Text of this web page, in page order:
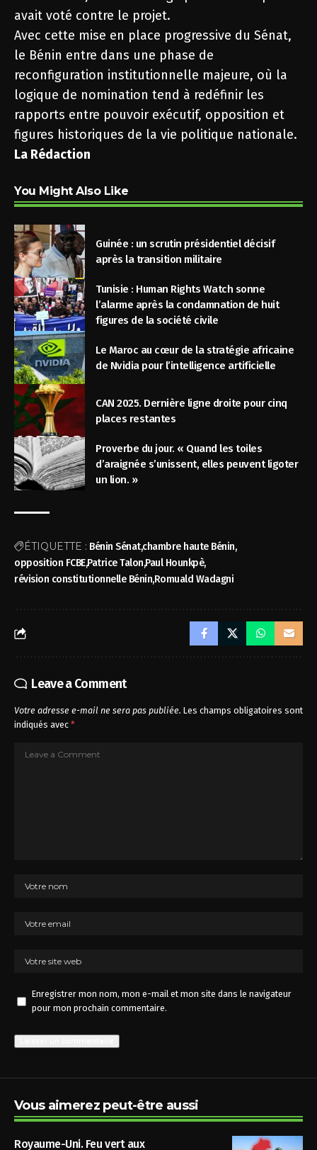
avait voté contre le projet.
Avec cette mise en place progressive du Sénat,
le Bénin entre dans une phase de
reconfiguration institutionnelle majeure, où la
logique de nomination tend à redéfinir les
rapports entre pouvoir exécutif, opposition et
figures historiques de la vie politique nationale.
La Rédaction
You Might Also Like
Guinée : un scrutin présidentiel décisif
après la transition militaire
Tunisie : Human Rights Watch sonne
l’alarme après la condamnation de huit
figures de la société civile
Le Maroc au cœur de la stratégie africaine
de Nvidia pour l’intelligence artificielle
CAN 2025. Dernière ligne droite pour cinq
places restantes
Proverbe du jour. « Quand les toiles
d’araignée s’unissent, elles peuvent ligoter
un lion. »
ÉTIQUETTE : Bénin Sénatchambre haute Bénin
opposition FCBEPatrice TalonPaul Hounkpè
révision constitutionnelle BéninRomuald Wadagni
Leave a Comment
Votre adresse e-mail ne sera pas publiée. Les champs obligatoires sont
indiqués avec *
Enregistrer mon nom, mon e-mail et mon site dans le navigateur
pour mon prochain commentaire.
Vous aimerez peut-être aussi
Royaume-Uni. Feu vert aux